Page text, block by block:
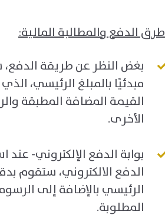
طرق الدفع والمطالبة المالية:
بغض النظر عن طريقة
مبدئيًا بالمبلغ الرئيسي،
القيمة المضافة المطبقة
الأخرى.
بوابة الدفع الإلكتروني- عند
الدفع الالكتروني، ستقوم
الرئيسي بالإضافة إلى
المطلوبة.